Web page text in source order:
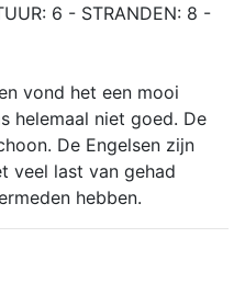
6 - STRANDEN: 8 -
vond het een mooi
helemaal niet goed. De
De Engelsen zijn
veel last van gehad
hebben.